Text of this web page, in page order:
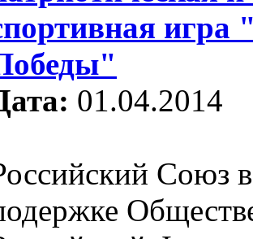
игра
01.04.2014
Союз